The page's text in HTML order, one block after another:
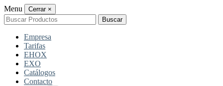
Menu Cerrar ×
Buscar
por:
Buscar
Empresa
Tarifas
EHOX
EXO
Catálogos
Contacto